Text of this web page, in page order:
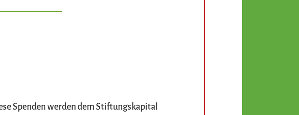
Spenden werden dem Stiftungskapital